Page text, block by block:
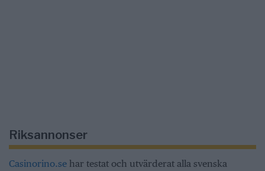
Riksannonser
Casinorino.se har testat och utvärderat alla svenska